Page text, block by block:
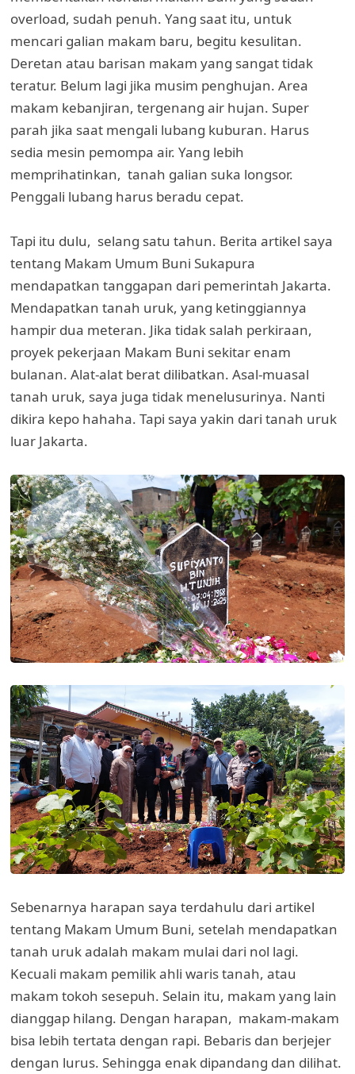
overload, sudah penuh. Yang saat itu, untuk
mencari galian makam baru, begitu kesulitan.
Deretan atau barisan makam yang sangat tidak
teratur. Belum lagi jika musim penghujan. Area
makam kebanjiran, tergenang air hujan. Super
parah jika saat mengali lubang kuburan. Harus
sedia mesin pemompa air. Yang lebih
memprihatinkan, tanah galian suka longsor.
Penggali lubang harus beradu cepat.
Tapi itu dulu, selang satu tahun. Berita artikel saya
tentang Makam Umum Buni Sukapura
mendapatkan tanggapan dari pemerintah Jakarta.
Mendapatkan tanah uruk, yang ketinggiannya
hampir dua meteran. Jika tidak salah perkiraan,
proyek pekerjaan Makam Buni sekitar enam
bulanan. Alat-alat berat dilibatkan. Asal-muasal
tanah uruk, saya juga tidak menelusurinya. Nanti
dikira kepo hahaha. Tapi saya yakin dari tanah uruk
luar Jakarta.
Sebenarnya harapan saya terdahulu dari artikel
tentang Makam Umum Buni, setelah mendapatkan
tanah uruk adalah makam mulai dari nol lagi.
Kecuali makam pemilik ahli waris tanah, atau
makam tokoh sesepuh. Selain itu, makam yang lain
dianggap hilang. Dengan harapan, makam-makam
bisa lebih tertata dengan rapi. Bebaris dan berjejer
dengan lurus. Sehingga enak dipandang dan dilihat.